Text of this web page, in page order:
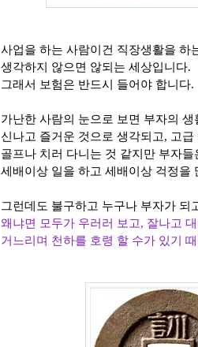
사업을 하는 사람이건 직장생활을 하
생각하지 않으면 않되는 세상입니다.
그래서 보험은 반드시 들어야 합니다.
가난한 사람의 눈으로 보면 부자의 생
신나고 즐거운 것으로 생각되고, 고급
골프나 치러 다니는 것 같지만 부자
세배이상 일을 하고 세배이상 걱정을
그런데도 불구하고 누구나 부자가 되
왜냐면 모두가 우러러 보고, 잘나고
거느리며 천하를 호령 할 수가 있기